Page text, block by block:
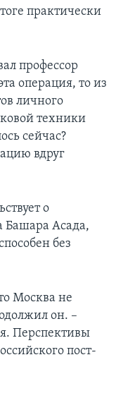
практически
профессор
операция, то из
личного
техники
сейчас?
вдруг
о
Башара Асада,
без
Москва не
он. –
Перспективы
пост-